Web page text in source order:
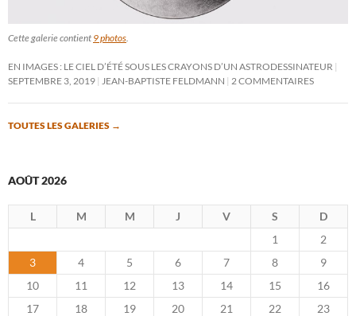
Cette galerie contient 9 photos
EN IMAGES : LE CIEL D’ÉTÉ SOUS LES CRAYONS D’UN ASTRODESSINATEUR
SEPTEMBRE 3, 2019
JEAN-BAPTISTE FELDMANN 2 COMMENTAIRES
TOUTES LES GALERIES →
AOÛT 2026
L M M J V S
D
1
2
3
4 5 6 7 8
9
10
11 12 13 14 15
16
17
18 19 20 21 22
23